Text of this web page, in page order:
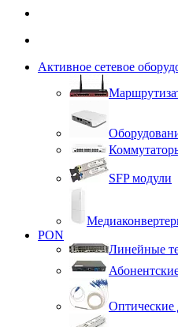
Активное сетевое
SFP модули
PON
Линейные
Оптические